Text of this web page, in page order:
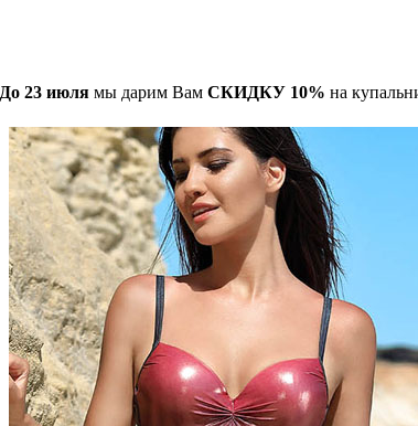
До 23 июля мы дарим Вам СКИДКУ 10% на